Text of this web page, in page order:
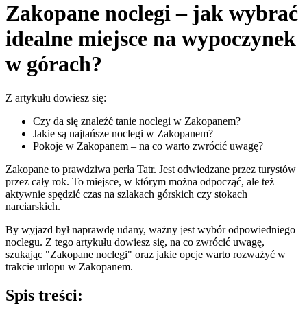
Zakopane noclegi – jak wybrać
idealne miejsce na wypoczynek
w górach?
Z artykułu dowiesz się:
Czy da się znaleźć tanie noclegi w Zakopanem?
Jakie są najtańsze noclegi w Zakopanem?
Pokoje w Zakopanem – na co warto zwrócić uwagę?
Zakopane to prawdziwa perła Tatr. Jest odwiedzane przez turystów
przez cały rok. To miejsce, w którym można odpocząć, ale też
aktywnie spędzić czas na szlakach górskich czy stokach
narciarskich.
By wyjazd był naprawdę udany, ważny jest wybór odpowiedniego
noclegu. Z tego artykułu dowiesz się, na co zwrócić uwagę,
szukając "Zakopane noclegi" oraz jakie opcje warto rozważyć w
trakcie urlopu w Zakopanem.
Spis treści: